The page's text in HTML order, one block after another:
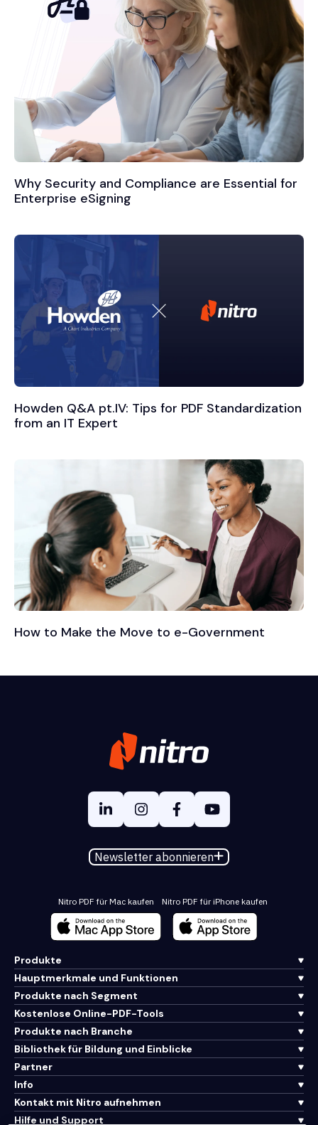
Why Security and Compliance are Essential for
Enterprise eSigning
Howden Q&A pt.IV: Tips for PDF Standardization
from an IT Expert
How to Make the Move to e-Government
Newsletter abonnieren
Nitro PDF für Mac kaufen Nitro PDF für iPhone kaufen
Produkte
Hauptmerkmale und Funktionen
Produkte nach Segment
Kostenlose Online-PDF-Tools
Produkte nach Branche
Bibliothek für Bildung und Einblicke
Partner
Info
Kontakt mit Nitro aufnehmen
Hilfe und Support